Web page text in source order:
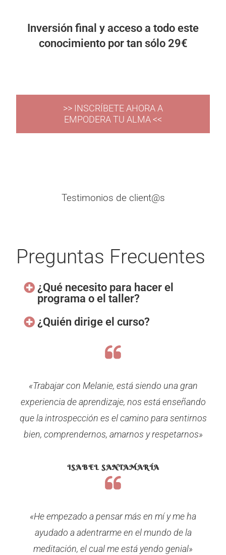
Inversión final y acceso a todo este
conocimiento por tan sólo 29€
>> INSCRÍBETE AHORA A
EMPODERA TU ALMA <<
Testimonios de client@s
Preguntas Frecuentes
¿Qué necesito para hacer el
programa o el taller?
¿Quién dirige el curso?
«Trabajar con Melanie, está siendo una gran
experiencia de aprendizaje, nos está enseñando
que la introspección es el camino para sentirnos
bien, comprendernos, amarnos y respetarnos»
ISABEL SANTAMARÍA
«He empezado a pensar más en mí y me ha
ayudado a adentrarme en el mundo de la
meditación, el cual me está yendo genial»